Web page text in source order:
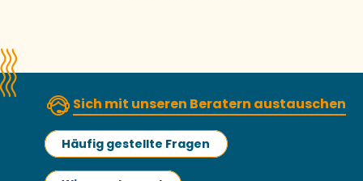
Sich mit unseren Beratern austauschen
Häufig gestellte Fragen